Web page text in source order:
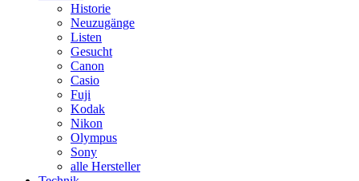
Historie
Neuzugänge
Listen
Gesucht
Canon
Casio
Fuji
Kodak
Nikon
Olympus
Sony
alle Hersteller